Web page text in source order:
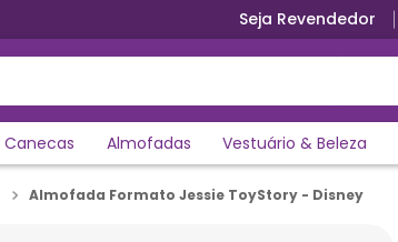
Parcele em até 12x sem jurosSeja Revendedor
Canecas Almofadas Vestuário & Beleza
Almofada Formato Jessie ToyStory - Disney